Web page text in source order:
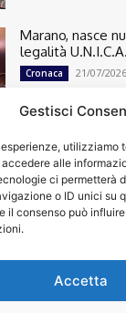
Gestisci
utilizziamo
alle
ci permetterà
o ID unici su
il consenso può
Accetta
Marano, nasce
legalità U.N.I.C.A.
Cronaca 21/07/2026